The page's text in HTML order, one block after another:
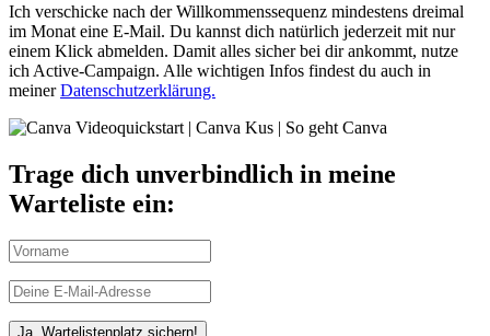
Ich verschicke nach der Willkommenssequenz mindestens dreimal
im Monat eine E-Mail. Du kannst dich natürlich jederzeit mit nur
einem Klick abmelden. Damit alles sicher bei dir ankommt, nutze
ich Active-Campaign. Alle wichtigen Infos findest du auch in
meinerDatenschutzerklärung.
Trage dich unverbindlich in meine
Warteliste ein:
Ja, Wartelistenplatz sichern!